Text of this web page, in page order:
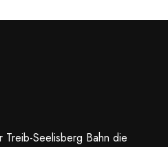
Treib-Seelisberg Bahn die